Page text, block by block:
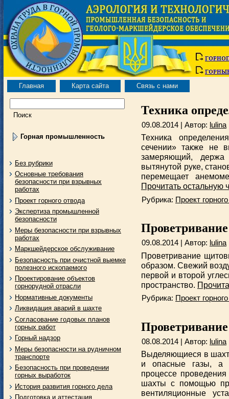
Главная Карта сайта Связь с нами
Горная промышленность
Без рубрики
Основные требования
безопасности при взрывных
работах
Проект горного отвода
Экспертиза промышленной
безопасности
Меры безопасности при взрывных
работах
Маркшейдерское обслуживание
Безопасность при очистной выемке
полезного ископаемого
Проектирование объектов
горнорудной отрасли
Нормативные документы
Ликвидация аварий в шахте
Согласование годовых планов
горных работ
Горный надзор
Меры безопасности на рудничном
транспорте
Безопасность при проведении
горных выработок
История развития горного дела
Подготовка и аттестация
Техника
09.08.2014 | Автор: lulina
Техника
сечении» также не
замеряющий,
вытянутой руке,
перемещает
Прочитать остальную
Рубрика: Проект
09.08.2014 | Автор: lulina
Проветривание
образом. Свежий
первой и второй
пространство.
Рубрика: Проект
08.08.2014 | Автор: lulina
Выделяющиеся в
и опасные газы, а
процессе
шахты с помощью
вентиляционные